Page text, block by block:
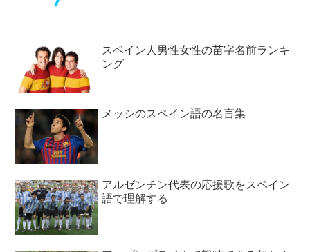
スペイン人男性女性の苗字名前ランキ
ング
メッシのスペイン語の名言集
アルゼンチン代表の応援歌をスペイン
語で理解する